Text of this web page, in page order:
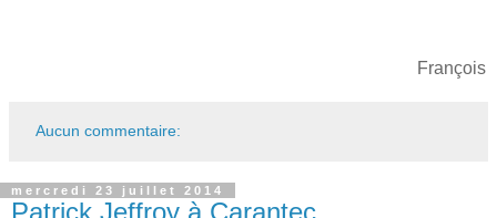
François
Aucun commentaire:
mercredi 23 juillet 2014
Patrick Jeffroy à Carantec